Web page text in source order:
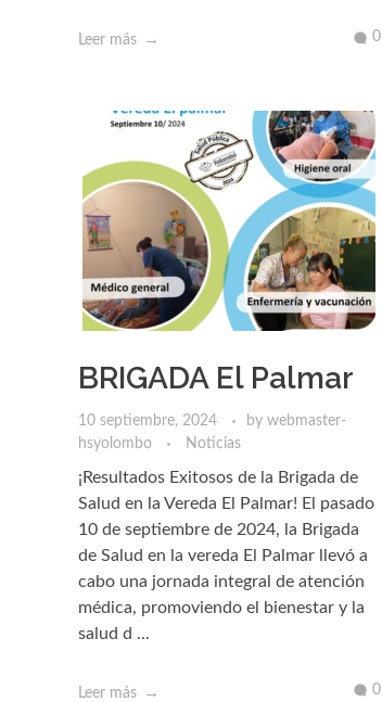
Leer más 0
BRIGADA El Palmar
10 septiembre, 2024 by webmaster-
hsyolombo
Noticias
¡Resultados Exitosos de la Brigada de
Salud en la Vereda El Palmar! El pasado
10 de septiembre de 2024, la Brigada
de Salud en la vereda El Palmar llevó a
cabo una jornada integral de atención
médica, promoviendo el bienestar y la
salud d ...
Leer más 0